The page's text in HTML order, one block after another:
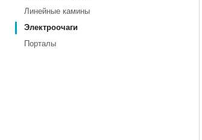
Линейные камины
Электроочаги
Порталы